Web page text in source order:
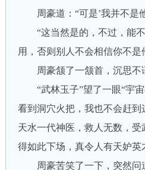
周豪道：“可是’我并不是
“这当然是的，不过，能不
用，否则别人不会相信你不是
周豪颔了一颔首，沉思不
“武林玉子”望了一眼“宇宙
看到洞穴火把，我也不会赶
天水一代神医，救人无数，
得如此下场，真令人有天妒英
周豪苦笑了一下，突然问